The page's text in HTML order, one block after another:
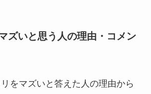
ズいと思う人の理由・コメン
をマズいと答えた人の理由から